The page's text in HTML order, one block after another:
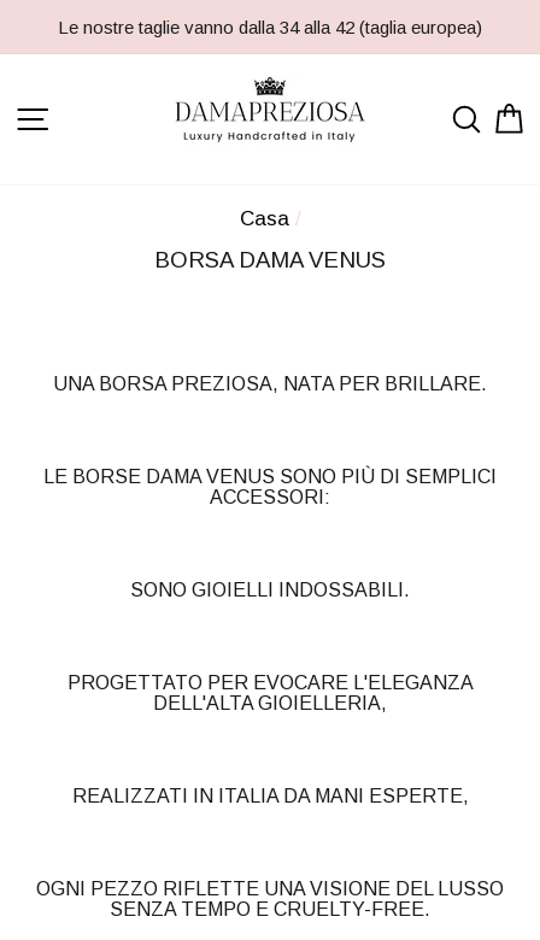
al
Le nostre taglie vanno dalla 34 alla 42 (taglia europea)
NAVIGAZIONE DEL SITO
Casa /
BORSA DAMA VENUS
UNA BORSA PREZIOSA, NATA PER BRILLARE.
LE BORSE DAMA VENUS SONO PIÙ DI SEMPLICI
ACCESSORI:
SONO GIOIELLI INDOSSABILI.
PROGETTATO PER EVOCARE L'ELEGANZA
DELL'ALTA GIOIELLERIA,
REALIZZATI IN ITALIA DA MANI ESPERTE,
OGNI PEZZO RIFLETTE UNA VISIONE DEL LUSSO
SENZA TEMPO E CRUELTY-FREE.